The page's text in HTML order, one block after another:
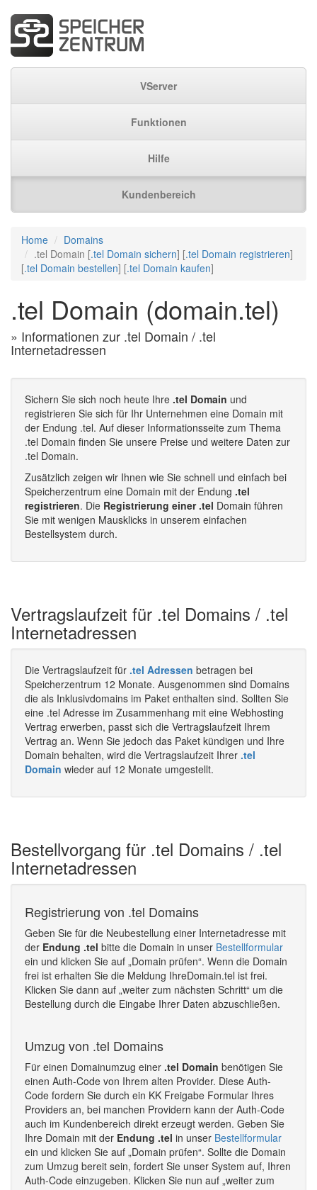
VServer
Funktionen
Hilfe
Kundenbereich
Home
Domains
.tel Domain [.tel Domain sichern] [.tel Domain registrieren]
[.tel Domain bestellen] [.tel Domain kaufen]
.tel Domain (domain.tel)
» Informationen zur .tel Domain / .tel
Internetadressen
Sichern Sie sich noch heute Ihre .tel Domain und
registrieren Sie sich für Ihr Unternehmen eine Domain mit
der Endung .tel. Auf dieser Informationsseite zum Thema
.tel Domain finden Sie unsere Preise und weitere Daten zur
.tel Domain.
Zusätzlich zeigen wir Ihnen wie Sie schnell und einfach bei
Speicherzentrum eine Domain mit der Endung .tel
registrieren. Die Registrierung einer .tel Domain führen
Sie mit wenigen Mausklicks in unserem einfachen
Bestellsystem durch.
Vertragslaufzeit für .tel Domains / .tel
Internetadressen
Die Vertragslaufzeit für .tel Adressen betragen bei
Speicherzentrum 12 Monate. Ausgenommen sind Domains
die als Inklusivdomains im Paket enthalten sind. Sollten Sie
eine .tel Adresse im Zusammenhang mit eine Webhosting
Vertrag erwerben, passt sich die Vertragslaufzeit Ihrem
Vertrag an. Wenn Sie jedoch das Paket kündigen und Ihre
Domain behalten, wird die Vertragslaufzeit Ihrer .tel
Domain wieder auf 12 Monate umgestellt.
Bestellvorgang für .tel Domains / .tel
Internetadressen
Registrierung von .tel Domains
Geben Sie für die Neubestellung einer Internetadresse mit
der Endung .tel bitte die Domain in unser Bestellformular
ein und klicken Sie auf „Domain prüfen“. Wenn die Domain
frei ist erhalten Sie die Meldung IhreDomain.tel ist frei.
Klicken Sie dann auf „weiter zum nächsten Schritt“ um die
Bestellung durch die Eingabe Ihrer Daten abzuschließen.
Umzug von .tel Domains
Für einen Domainumzug einer .tel Domain benötigen Sie
einen Auth-Code von Ihrem alten Provider. Diese Auth-
Code fordern Sie durch ein KK Freigabe Formular Ihres
Providers an, bei manchen Providern kann der Auth-Code
auch im Kundenbereich direkt erzeugt werden. Geben Sie
Ihre Domain mit der Endung .tel in unser Bestellformular
ein und klicken Sie auf „Domain prüfen“. Sollte die Domain
zum Umzug bereit sein, fordert Sie unser System auf, Ihren
Auth-Code einzugeben. Klicken Sie nun auf „weiter zum